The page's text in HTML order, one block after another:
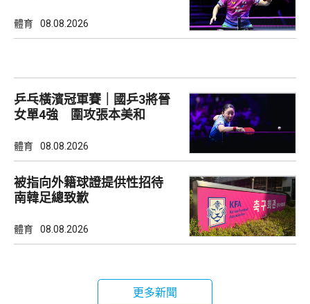
體育 08.08.2026
乒乓橫濱冠軍賽｜國乒3將晉
女單4強 圍攻張本美和
體育 08.08.2026
被指向外籍球證提供性招待
南韓足總致歉
體育 08.08.2026
更多新聞